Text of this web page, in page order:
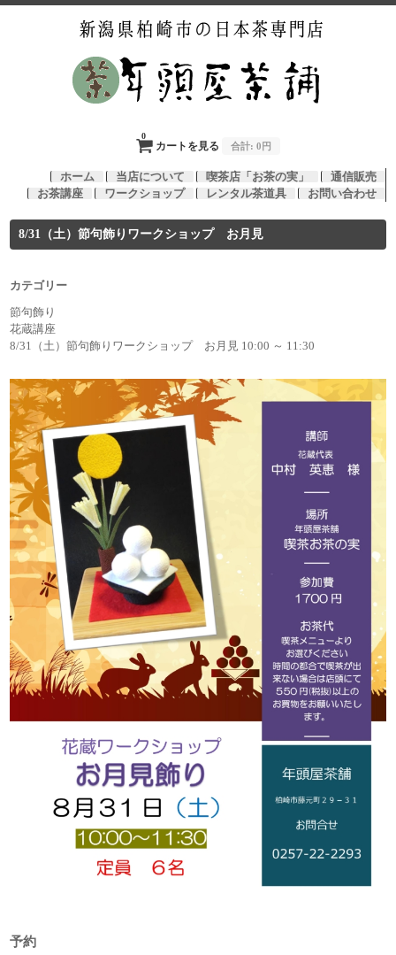
カートを見る
0
合計: 0円
ホーム 当店について 喫茶店「お茶の実」
通信販売
お茶講座
ワークショップ レンタル茶道具 お問い合わせ
8/31（土）節句飾りワークショップ お月見
カテゴリー
節句飾り
花蔵講座
8/31（土）節句飾りワークショップ お月見 10:00 ～ 11:30
予約